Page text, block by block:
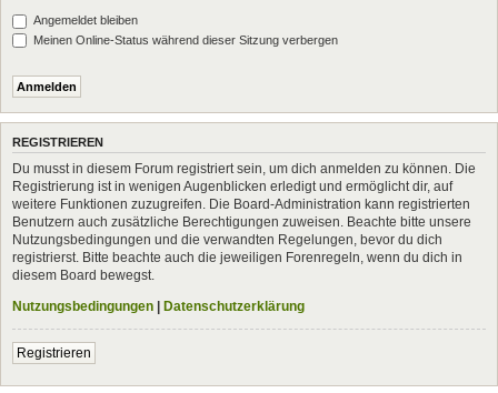
Angemeldet bleiben
Meinen Online-Status während dieser Sitzung verbergen
REGISTRIEREN
Du musst in diesem Forum registriert sein, um dich anmelden zu können. Die
Registrierung ist in wenigen Augenblicken erledigt und ermöglicht dir, auf
weitere Funktionen zuzugreifen. Die Board-Administration kann registrierten
Benutzern auch zusätzliche Berechtigungen zuweisen. Beachte bitte unsere
Nutzungsbedingungen und die verwandten Regelungen, bevor du dich
registrierst. Bitte beachte auch die jeweiligen Forenregeln, wenn du dich in
diesem Board bewegst.
Nutzungsbedingungen | Datenschutzerklärung
Registrieren